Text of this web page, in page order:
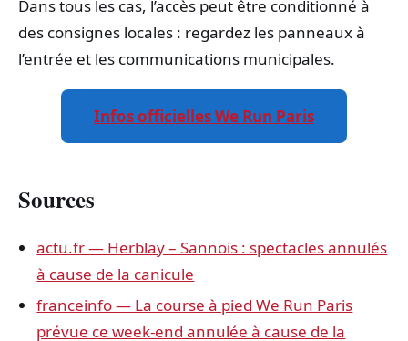
Dans tous les cas, l’accès peut être conditionné à
des consignes locales : regardez les panneaux à
l’entrée et les communications municipales.
Infos officielles We Run Paris
Sources
actu.fr — Herblay – Sannois : spectacles annulés
à cause de la canicule
franceinfo — La course à pied We Run Paris
prévue ce week-end annulée à cause de la